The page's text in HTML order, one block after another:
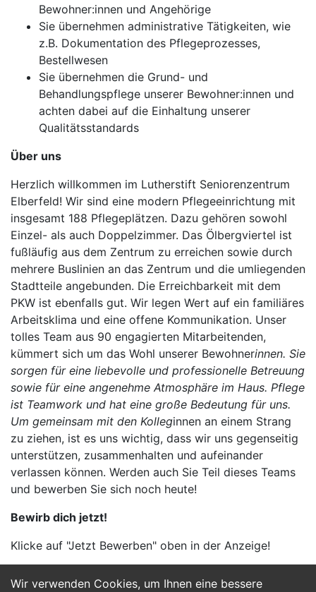
Wir verwenden Cookies, um Ihnen eine bessere
Bewohner:innen und Angehörige
Sie übernehmen administrative Tätigkeiten, wie
z.B. Dokumentation des Pflegeprozesses,
Bestellwesen
Sie übernehmen die Grund- und
Behandlungspflege unserer Bewohner:innen und
achten dabei auf die Einhaltung unserer
Qualitätsstandards
Über uns
Herzlich willkommen im Lutherstift Seniorenzentrum
Elberfeld! Wir sind eine modern Pflegeeinrichtung mit
insgesamt 188 Pflegeplätzen. Dazu gehören sowohl
Einzel- als auch Doppelzimmer. Das Ölbergviertel ist
fußläufig aus dem Zentrum zu erreichen sowie durch
mehrere Buslinien an das Zentrum und die umliegenden
Stadtteile angebunden. Die Erreichbarkeit mit dem
PKW ist ebenfalls gut. Wir legen Wert auf ein familiäres
Arbeitsklima und eine offene Kommunikation. Unser
tolles Team aus 90 engagierten Mitarbeitenden,
kümmert sich um das Wohl unserer Bewohnerinnen. Sie
sorgen für eine liebevolle und professionelle Betreuung
sowie für eine angenehme Atmosphäre im Haus. Pflege
ist Teamwork und hat eine große Bedeutung für uns.
Um gemeinsam mit den Kolleginnen an einem Strang
zu ziehen, ist es uns wichtig, dass wir uns gegenseitig
unterstützen, zusammenhalten und aufeinander
verlassen können. Werden auch Sie Teil dieses Teams
und bewerben Sie sich noch heute!
Bewirb dich jetzt!
Klicke auf "Jetzt Bewerben" oben in der Anzeige!